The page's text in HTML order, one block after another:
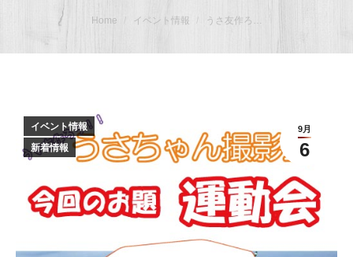
You are here: Home イベント情報 うさ友作ろ…
9月
6
イベント情報
新着情報